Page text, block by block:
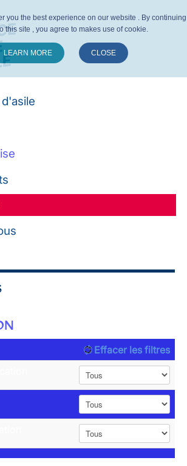
Effacer les filtres
you the best experience on our website . By continuing
this site , you agree to makes use of cookie.
LEARN MORE CLOSE